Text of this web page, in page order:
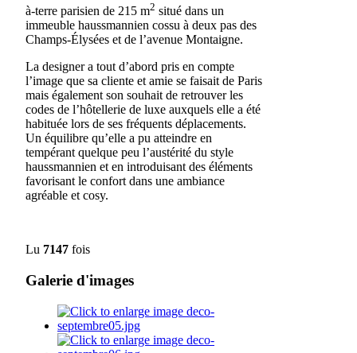
à-terre parisien de 215 m2 situé dans un
immeuble haussmannien cossu à deux pas des
Champs-Élysées et de l’avenue Montaigne.
La designer a tout d’abord pris en compte
l’image que sa cliente et amie se faisait de Paris
mais également son souhait de retrouver les
codes de l’hôtellerie de luxe auxquels elle a été
habituée lors de ses fréquents déplacements.
Un équilibre qu’elle a pu atteindre en
tempérant quelque peu l’austérité du style
haussmannien et en introduisant des éléments
favorisant le confort dans une ambiance
agréable et cosy.
Lu 7147 fois
Galerie d'images